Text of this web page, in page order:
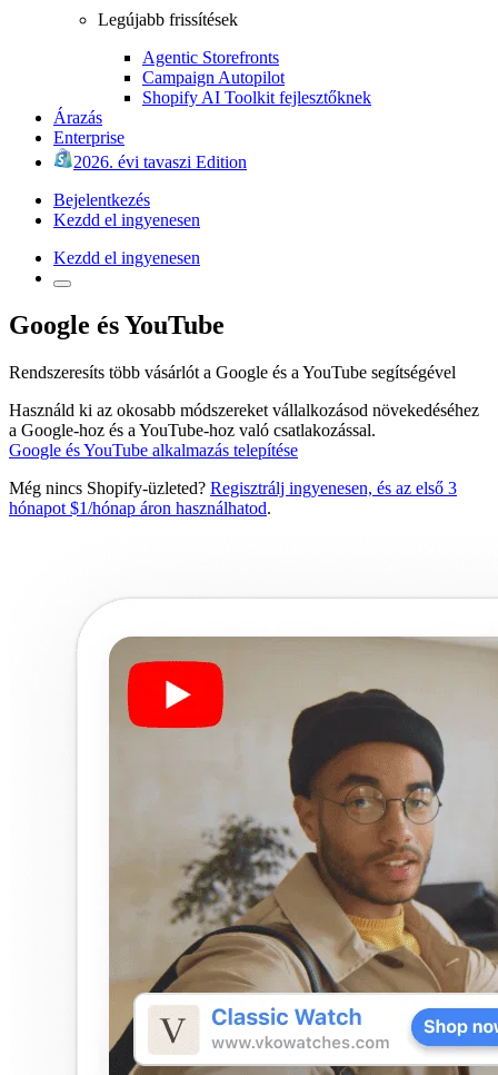
Legújabb frissítések
Agentic Storefronts
Campaign Autopilot
Shopify AI Toolkit fejlesztőknek
Árazás
Enterprise
2026. évi tavaszi Edition
Bejelentkezés
Kezdd el ingyenesen
Kezdd el ingyenesen
Google és YouTube
Rendszeresíts több vásárlót a Google és a YouTube segítségével
Használd ki az okosabb módszereket vállalkozásod növekedéséhez
a Google-hoz és a YouTube-hoz való csatlakozással.
Google és YouTube alkalmazás telepítése
Még nincs Shopify-üzleted? Regisztrálj ingyenesen, és az első 3
hónapot $1/hónap áron használhatod.